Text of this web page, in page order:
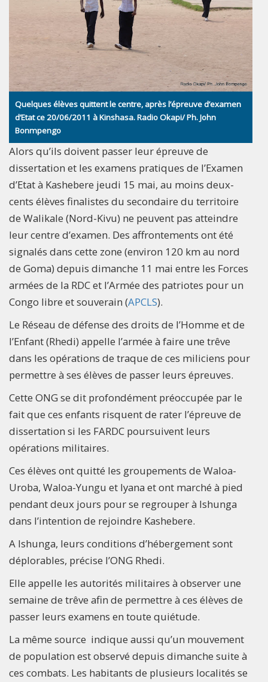
Quelques élèves quittent le centre, après l’épreuve d’examen
d’Etat ce 20/06/2011 à Kinshasa. Radio Okapi/ Ph. John
Bonmpengo
Alors qu’ils doivent passer leur épreuve de
dissertation et les examens pratiques de l’Examen
d’Etat à Kashebere jeudi 15 mai, au moins deux-
cents élèves finalistes du secondaire du territoire
de Walikale (Nord-Kivu) ne peuvent pas atteindre
leur centre d’examen. Des affrontements ont été
signalés dans cette zone (environ 120 km au nord
de Goma) depuis dimanche 11 mai entre les Forces
armées de la RDC et l’Armée des patriotes pour un
Congo libre et souverain (APCLS).
Le Réseau de défense des droits de l’Homme et de
l’Enfant (Rhedi) appelle l’armée à faire une trêve
dans les opérations de traque de ces miliciens pour
permettre à ses élèves de passer leurs épreuves.
Cette ONG se dit profondément préoccupée par le
fait que ces enfants risquent de rater l’épreuve de
dissertation si les FARDC poursuivent leurs
opérations militaires.
Ces élèves ont quitté les groupements de Waloa-
Uroba, Waloa-Yungu et Iyana et ont marché à pied
pendant deux jours pour se regrouper à Ishunga
dans l’intention de rejoindre Kashebere.
A Ishunga, leurs conditions d’hébergement sont
déplorables, précise l’ONG Rhedi.
Elle appelle les autorités militaires à observer une
semaine de trêve afin de permettre à ces élèves de
passer leurs examens en toute quiétude.
La même source indique aussi qu’un mouvement
de population est observé depuis dimanche suite à
ces combats. Les habitants de plusieurs localités se